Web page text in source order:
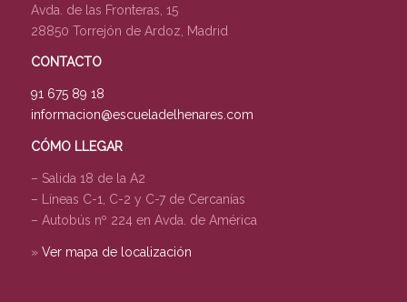
Avda. de las Fronteras, 15
28850 Torrejón de Ardoz, Madrid
CONTACTO
91 675 89 18
informacion@escueladelhenares.com
CÓMO LLEGAR
– Salida 18 de la A2
– Líneas C-1, C-2 y C-7 de Cercanías
– Autobús nº 224 en Avda. de América
» Ver mapa de localización